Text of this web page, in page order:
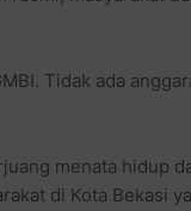
Tidak ada
menata hidup
di Kota Bekasi